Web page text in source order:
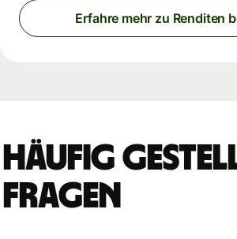
Erfahre mehr zu Renditen
Häufig
Fragen